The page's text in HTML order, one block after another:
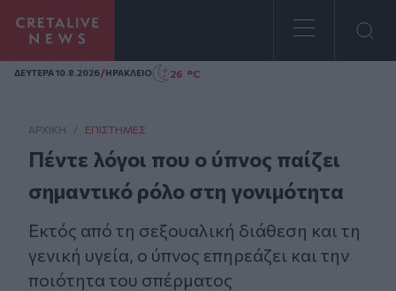
Homepage
ΔΕΥΤΕΡΑ 10.8.2026/ΗΡΑΚΛΕΙΟ 26 °C
ΑΡΧΙΚΗ / ΕΠΙΣΤΉΜΕΣ
Πέντε λόγοι που ο ύπνος παίζει
σημαντικό ρόλο στη γονιμότητα
Eκτός από τη σεξουαλική διάθεση και τη
γενική υγεία, ο ύπνος επηρεάζει και την
ποιότητα του σπέρματος